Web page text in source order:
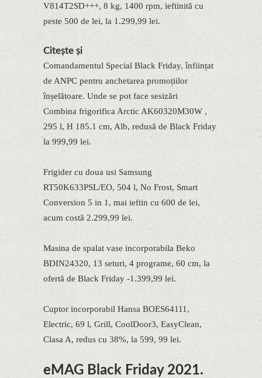
V814T2SD+++, 8 kg, 1400 rpm, ieftinită cu
peste 500 de lei, la 1.299,99 lei.
Citește și
Comandamentul Special Black Friday, înființat
de ANPC pentru anchetarea promoțiilor
înșelătoare. Unde se pot face sesizări
Combina frigorifica Arctic AK60320M30W ,
295 l, H 185.1 cm, Alb, redusă de Black Friday
la 999,99 lei.
Frigider cu doua usi Samsung
RT50K633PSL/EO, 504 l, No Frost, Smart
Conversion 5 in 1, mai ieftin cu 600 de lei,
acum costă 2.299,99 lei.
Masina de spalat vase incorporabila Beko
BDIN24320, 13 seturi, 4 programe, 60 cm, la
ofertă de Black Friday -1.399,99 lei.
Cuptor incorporabil Hansa BOES64111,
Electric, 69 l, Grill, CoolDoor3, EasyClean,
Clasa A, redus cu 38%, la 599, 99 lei.
eMAG Black Friday 2021.